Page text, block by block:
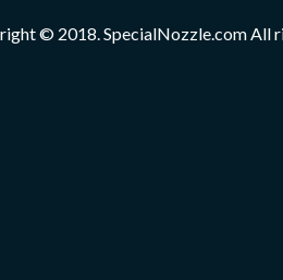
© 2018. SpecialNozzle.com All